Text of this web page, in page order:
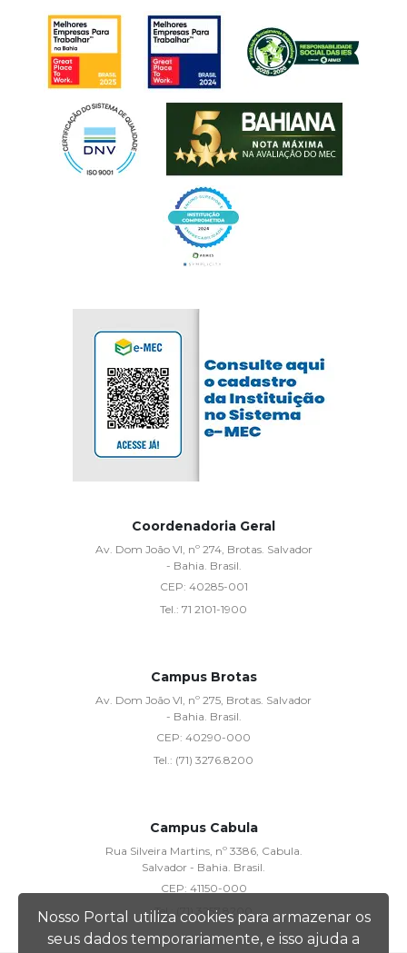
Nosso Portal utiliza cookies para armazenar os
seus dados temporariamente, e isso ajuda a
Coordenadoria Geral
Av. Dom João VI, nº 274, Brotas. Salvador
- Bahia. Brasil.
CEP: 40285-001
Tel.: 71 2101-1900
Campus Brotas
Av. Dom João VI, nº 275, Brotas. Salvador
- Bahia. Brasil.
CEP: 40290-000
Tel.: (71) 3276.8200
Campus Cabula
Rua Silveira Martins, nº 3386, Cabula.
Salvador - Bahia. Brasil.
CEP: 41150-000
Tel.:
(71) 3257.8200